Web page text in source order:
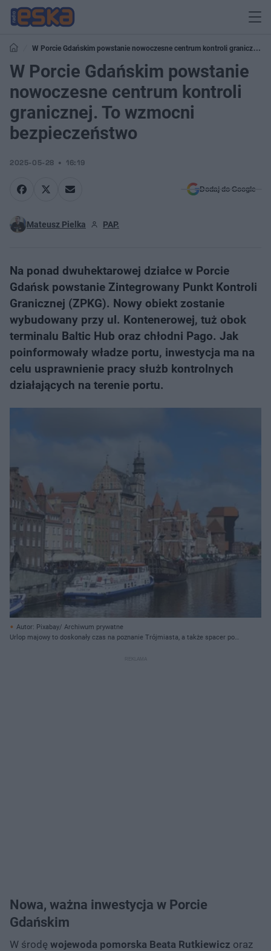
W Porcie Gdańskim powstanie nowoczesne centrum kontroli granicznej.
To wzmocni bezpieczeństwo
W Porcie Gdańskim powstanie
nowoczesne centrum kontroli
granicznej. To wzmocni
bezpieczeństwo
2025-05-28 16:19
Dodaj do Google
Mateusz Pielka PAP.
Na ponad dwuhektarowej działce w Porcie
Gdańsk powstanie Zintegrowany Punkt Kontroli
Granicznej (ZPKG). Nowy obiekt zostanie
wybudowany przy ul. Kontenerowej, tuż obok
terminalu Baltic Hub oraz chłodni Pago. Jak
poinformowały władze portu, inwestycja ma na
celu usprawnienie pracy służb kontrolnych
działających na terenie portu.
Autor: Pixabay/ Archiwum prywatne
Urlop majowy to doskonały czas na poznanie Trójmiasta, a także spacer po
Teatr Szekspirowski - to wszystko czeka na Ciebie!
Nowa, ważna inwestycja w Porcie
Gdańskim
W środę wojewoda pomorska Beata Rutkiewicz oraz